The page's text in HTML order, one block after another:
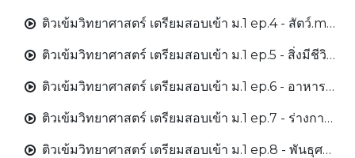
ติวเข้มวิทยาศาสตร์ เตรียมสอบเข้า ม.1 ep.4 - สัตว์.mp4
ติวเข้มวิทยาศาสตร์ เตรียมสอบเข้า ม.1 ep.5 - สิ่งมีชีวิตกับสิ่งแวดล้อม.mp4
ติวเข้มวิทยาศาสตร์ เตรียมสอบเข้า ม.1 ep.6 - อาหารและสารอาหาร.mp4
ติวเข้มวิทยาศาสตร์ เตรียมสอบเข้า ม.1 ep.7 - ร่างกายของเรา.mp4
ติวเข้มวิทยาศาสตร์ เตรียมสอบเข้า ม.1 ep.8 - พันธุศาสตร์.mp4